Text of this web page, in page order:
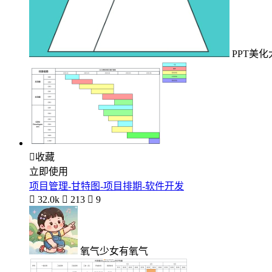
PPT美化
收藏
立即使用
项目管理-甘特图-项目排期-软件开发
 32.0k  213  9
氧气少女有氧气